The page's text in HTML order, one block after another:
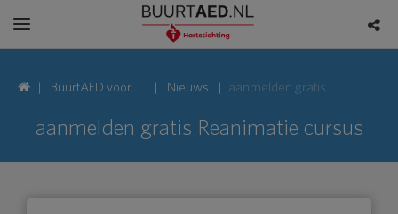
BuurtAED voor
Pauwoog, 3892
Nieuws aanmelden gratis Reanimatie cursus
aanmelden gratis Reanimatie cursus